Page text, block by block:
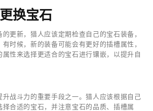
换宝石
更新，猎人应该定期检查自己的宝石装备，
时候，新的装备可能会有更好的插槽属性，
性来选择更适合的宝石进行镶嵌，以提升自
战斗力的重要手段之一。猎人应该根据自己
合适的宝石，并注意宝石的品质、插槽属